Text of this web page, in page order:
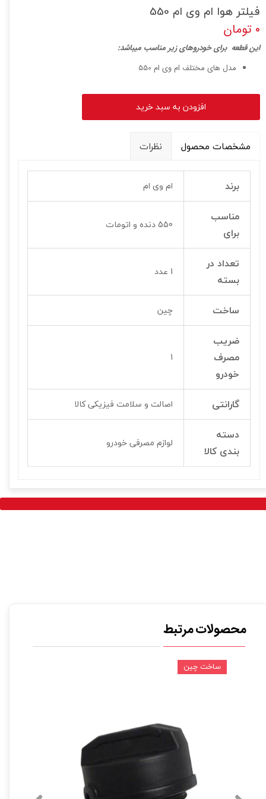
فیلتر هوا ام وی ام 550
۰ تومان
این قطعه برای خودروهای زیر مناسب میباشد:
مدل های مختلف ام وی ام 550
افزودن به سبد خرید
مشخصات محصول نظرات
برند ام وی ام
مناسب
برای
550 دنده و اتومات
تعداد در
بسته
1 عدد
ساخت چین
ضریب
مصرف
خودرو
1
گارانتی اصالت و سلامت فیزیکی کالا
دسته
بندی کالا
لوازم مصرفی خودرو
محصولات مرتبط
ساخت چین